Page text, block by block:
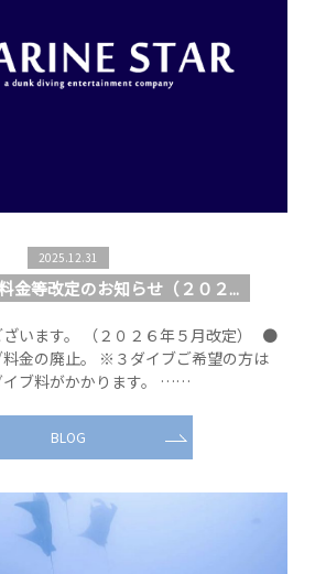
2025.12.31
金等改定のお知らせ（２０２...
います。 （２０２６年５月改定） ●
金の廃止。 ※３ダイブご希望の方は
イブ料がかかります。 ……
BLOG